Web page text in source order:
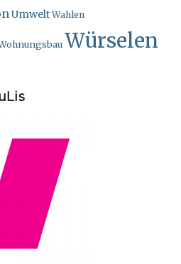
Umwelt Wahlen
Würselen